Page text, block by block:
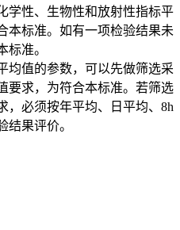
性、生物性和放射性指标平
本标准。如有一项检验结果未
标准。
值的参数，可以先做筛选采
要求，为符合本标准。若筛选
，必须按年平均、日平均、8h
结果评价。